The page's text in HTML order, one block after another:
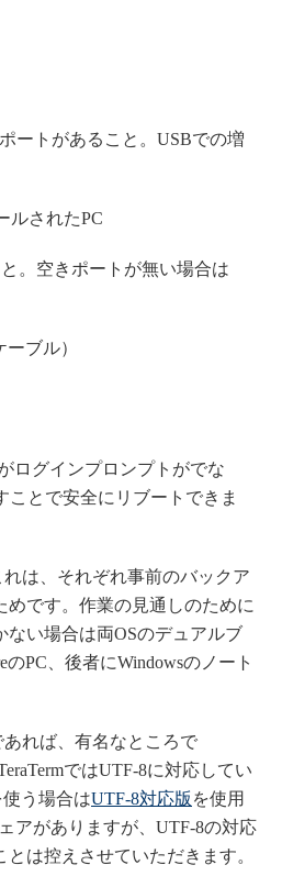
ートがあること。USBでの増
ルされたPC
。空きポートが無い場合は
ブル）
ログインプロンプトがでな
とで安全にリブートできま
は、それぞれ事前のバックア
です。作業の見通しのために
ない場合は両OSのデュアルブ
PC、後者にWindowsのノート
れば、有名なところで
ではUTF-8に対応してい
う場合はUTF-8対応版 を使用
アがありますが、UTF-8の対応
は控えさせていただきます。